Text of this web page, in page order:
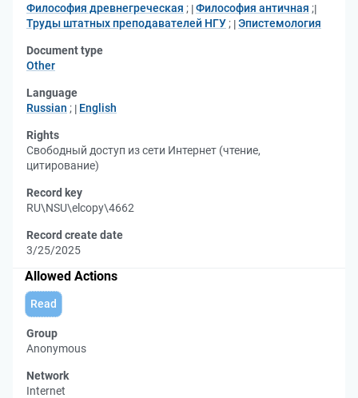
Философия древнегреческая ; Философия античная ;
Труды штатных преподавателей НГУ ; Эпистемология
Document type
Other
Language
Russian ; English
Rights
Свободный доступ из сети Интернет (чтение,
цитирование)
Record key
RU\NSU\elcopy\4662
Record create date
3/25/2025
Allowed Actions
Read
Group
Anonymous
Network
Internet